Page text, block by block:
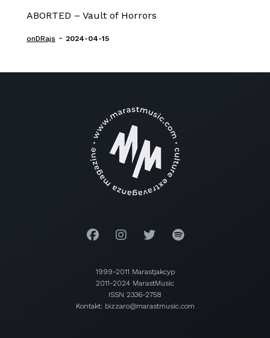
ABORTED – Vault of Horrors
onDRajs - 2024-04-15
1999-2011 Marastjakcyp
2011-2024 MarastMusic
ISSN 2336-2758
Kontakt: bizzaro@marastmusic.com